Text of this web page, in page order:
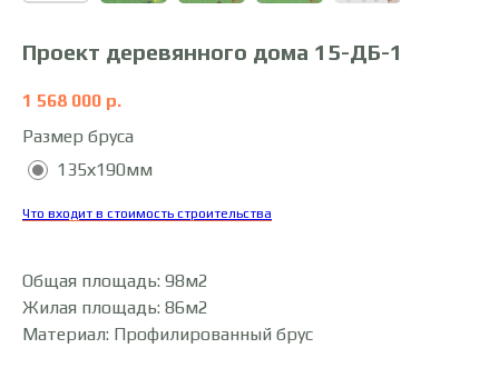
Проект деревянного дома 15-ДБ-1
1 568 000 р.
Размер бруса
135х190мм
Что входит в стоимость строительства
Общая площадь: 98м2
Жилая площадь: 86м2
Материал: Профилированный брус